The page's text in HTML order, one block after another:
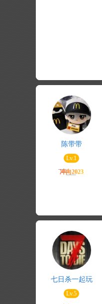
陈带带
Lv.1
七日杀一起玩
Lv.5